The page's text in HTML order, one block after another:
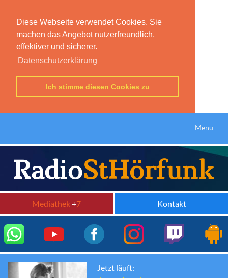
Diese Webseite verwendet Cookies. Sie
machen das Angebot nutzerfreundlich,
effektiver und sicherer.
Datenschutzerklärung
Ich stimme diesen Cookies zu
Menu
Mediathek+7 Kontakt
Jetzt läuft: